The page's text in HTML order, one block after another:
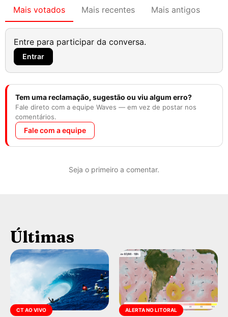
Mais votados Mais recentes Mais antigos
Entre para participar da conversa.
Entrar
Tem uma reclamação, sugestão ou viu algum erro?
Fale direto com a equipe Waves — em vez de postar nos
comentários.
Fale com a equipe
Seja o primeiro a comentar.
Últimas
CT AO VIVO ALERTA NO LITORAL